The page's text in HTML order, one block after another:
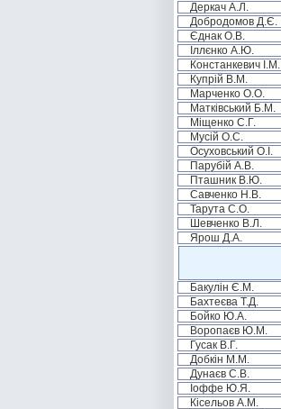
Деркач А.Л.
Добродомов Д.Є.
Єднак О.В.
Іллєнко А.Ю.
Констанкевич І.М.
Купрій В.М.
Марченко О.О.
Матківський Б.М.
Міщенко С.Г.
Мусій О.С.
Осуховський О.І.
Парубій А.В.
Пташник В.Ю.
Савченко Н.В.
Тарута С.О.
Шевченко В.Л.
Ярош Д.А.
Бакулін Є.М.
Бахтеєва Т.Д.
Бойко Ю.А.
Воропаєв Ю.М.
Гусак В.Г.
Добкін М.М.
Дунаєв С.В.
Іоффе Ю.Я.
Кісельов А.М.